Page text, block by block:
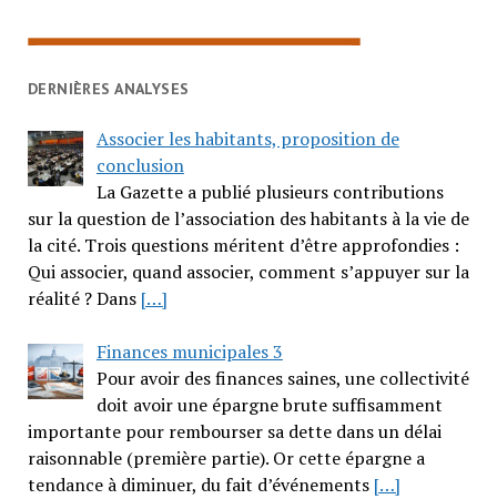
DERNIÈRES ANALYSES
Associer les habitants, proposition de
conclusion
La Gazette a publié plusieurs contributions
sur la question de l’association des habitants à la vie de
la cité. Trois questions méritent d’être approfondies :
Qui associer, quand associer, comment s’appuyer sur la
réalité ? Dans […]
Finances municipales 3
Pour avoir des finances saines, une collectivité
doit avoir une épargne brute suffisamment
importante pour rembourser sa dette dans un délai
raisonnable (première partie). Or cette épargne a
tendance à diminuer, du fait d’événements […]